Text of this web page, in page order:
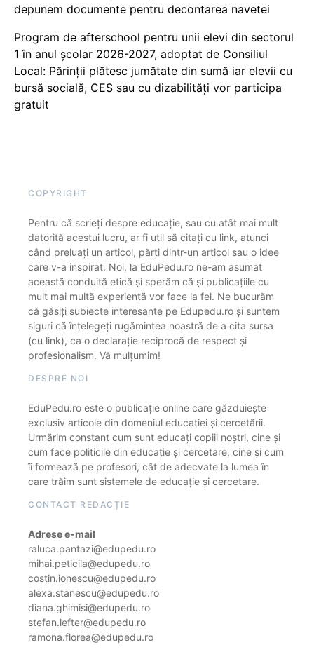
depunem documente pentru decontarea navetei
Program de afterschool pentru unii elevi din sectorul
1 în anul școlar 2026-2027, adoptat de Consiliul
Local: Părinții plătesc jumătate din sumă iar elevii cu
bursă socială, CES sau cu dizabilităţi vor participa
gratuit
COPYRIGHT
Pentru că scrieți despre educație, sau cu atât mai mult
datorită acestui lucru, ar fi util să citați cu link, atunci
când preluați un articol, părți dintr-un articol sau o idee
care v-a inspirat. Noi, la EduPedu.ro ne-am asumat
această conduită etică și sperăm că și publicațiile cu
mult mai multă experiență vor face la fel. Ne bucurăm
că găsiți subiecte interesante pe Edupedu.ro și suntem
siguri că înțelegeți rugămintea noastră de a cita sursa
(cu link), ca o declarație reciprocă de respect și
profesionalism. Vă mulțumim!
DESPRE NOI
EduPedu.ro este o publicație online care găzduiește
exclusiv articole din domeniul educației și cercetării.
Urmărim constant cum sunt educați copiii noștri, cine și
cum face politicile din educație și cercetare, cine și cum
îi formează pe profesori, cât de adecvate la lumea în
care trăim sunt sistemele de educație și cercetare.
CONTACT REDACȚIE
Adrese e-mail
raluca.pantazi@edupedu.ro
mihai.peticila@edupedu.ro
costin.ionescu@edupedu.ro
alexa.stanescu@edupedu.ro
diana.ghimisi@edupedu.ro
stefan.lefter@edupedu.ro
ramona.florea@edupedu.ro